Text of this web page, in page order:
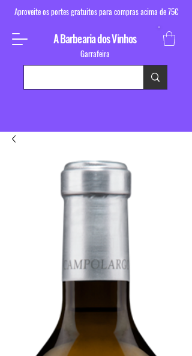
Aproveite os portes gratuitos para compras acima de 75€
A Barbearia dos Vinhos
Garrafeira